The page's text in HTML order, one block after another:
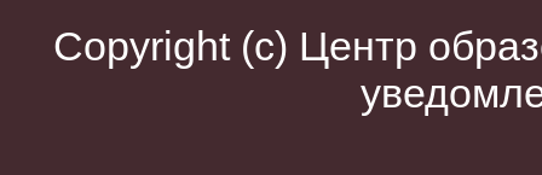
Copyright (c) Центр